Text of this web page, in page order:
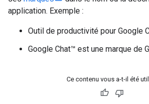
application. Exemple :
Outil de productivité pour Google
Google Chat™ est une marque de
Ce contenu vous a-t-il été